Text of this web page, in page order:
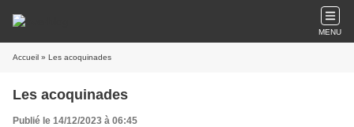
MENU
Accueil » Les acoquinades
Les acoquinades
Publié le 14/12/2023 à 06:45